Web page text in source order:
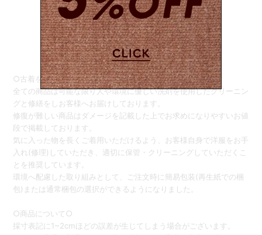
○古着をご購入のお客様へ○
全ての商品は可能な限り人や環境に優しい洗剤を使用したクリーニン
グと修繕をしお客様へお届けしております。
修復が難しい商品はダメージを記載した上でお求めになりやすいお値
段で掲載しております。
気に入った物を長くご着用いただけるよう、お客様自身で洋服をお手
入れ(修理)していただき、適切に保管・クリーニングしていただくこ
とを推奨しています。
環境へ配慮した取り組みとして、ご注文時に簡易包装(再生紙での梱
包)または通常梱包の選択ができるようになりました。
○商品について○
採寸表記に1~2cmほどの誤差が生じてしまう場合がございます。